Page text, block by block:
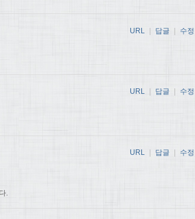
URL | 답글 | 수정
URL 답글 수정
.
URL 답글 수정